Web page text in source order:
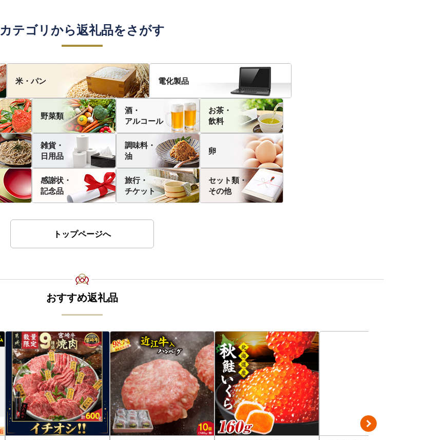
カテゴリから返礼品をさがす
米・パン 電化製品
野菜類
酒・
アルコール
お茶・
飲料
雑貨・
日用品
調味料・
油
卵
感謝状・
記念品
旅行・
チケット
セット類・
その他
トップページへ
おすすめ返礼品